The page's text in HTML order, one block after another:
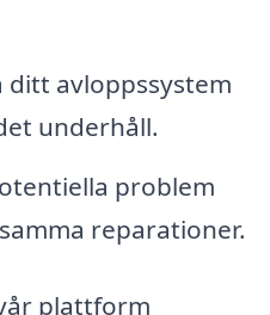
ditt avloppssystem
underhåll.
problem
reparationer.
plattform